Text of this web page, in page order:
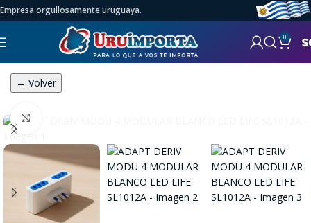
Empresa orgullosamente uruguaya.
0 $
← Volver